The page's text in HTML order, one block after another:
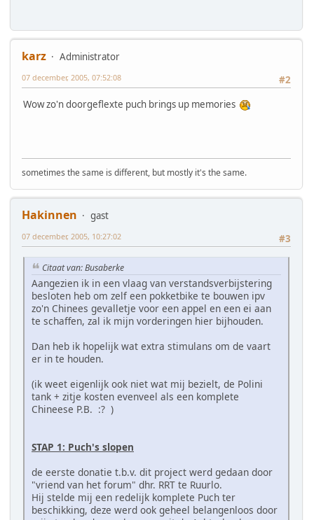
karz
Administrator
#2
07 december, 2005, 07:52:08
Wow zo'n doorgeflexte puch brings up memories
sometimes the same is different, but mostly it's the same.
Hakinnen
gast
#3
07 december, 2005, 10:27:02
Citaat van: Busaberke
Aangezien ik in een vlaag van verstandsverbijstering
besloten heb om zelf een pokketbike te bouwen ipv
zo'n Chinees gevalletje voor een appel en een ei aan
te schaffen, zal ik mijn vorderingen hier bijhouden.
Dan heb ik hopelijk wat extra stimulans om de vaart
er in te houden.
(ik weet eigenlijk ook niet wat mij bezielt, de Polini
tank + zitje kosten evenveel als een komplete
Chineese P.B. :? )
STAP 1: Puch's slopen
de eerste donatie t.b.v. dit project werd gedaan door
"vriend van het forum" dhr. RRT te Ruurlo.
Hij stelde mij een redelijk komplete Puch ter
beschikking, deze werd ook geheel belangenloos door